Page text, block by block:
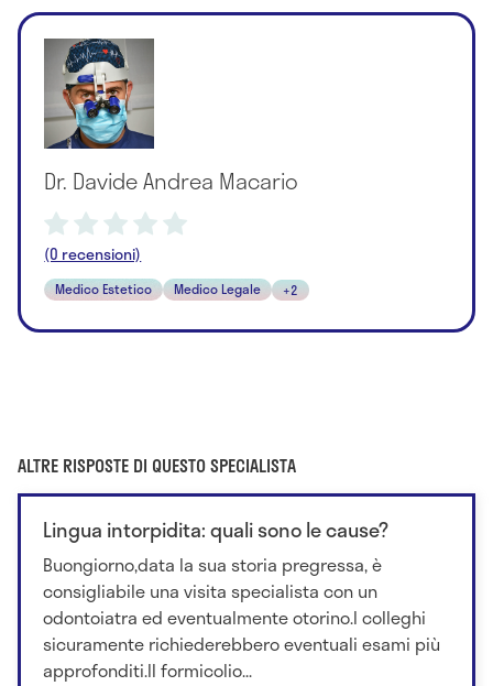
Dr. Davide Andrea Macario
(0 recensioni)
Medico Estetico Medico Legale +2
ALTRE RISPOSTE DI QUESTO SPECIALISTA
Lingua intorpidita: quali sono le cause?
Buongiorno,data la sua storia pregressa, è
consigliabile una visita specialista con un
odontoiatra ed eventualmente otorino.I colleghi
sicuramente richiederebbero eventuali esami più
approfonditi.Il formicolio...